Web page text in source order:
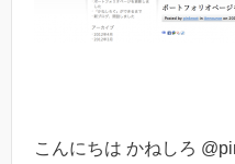
こんにちは かねしろ